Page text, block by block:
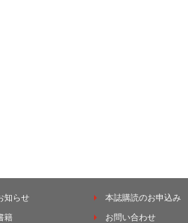
知らせ
籍
本誌購読のお申込み
お問い合わせ